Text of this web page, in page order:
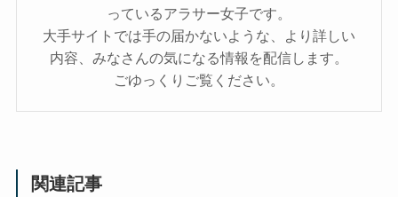
っているアラサー女子です。
大手サイトでは手の届かないような、より詳しい
内容、みなさんの気になる情報を配信します。
ごゆっくりご覧ください。
関連記事